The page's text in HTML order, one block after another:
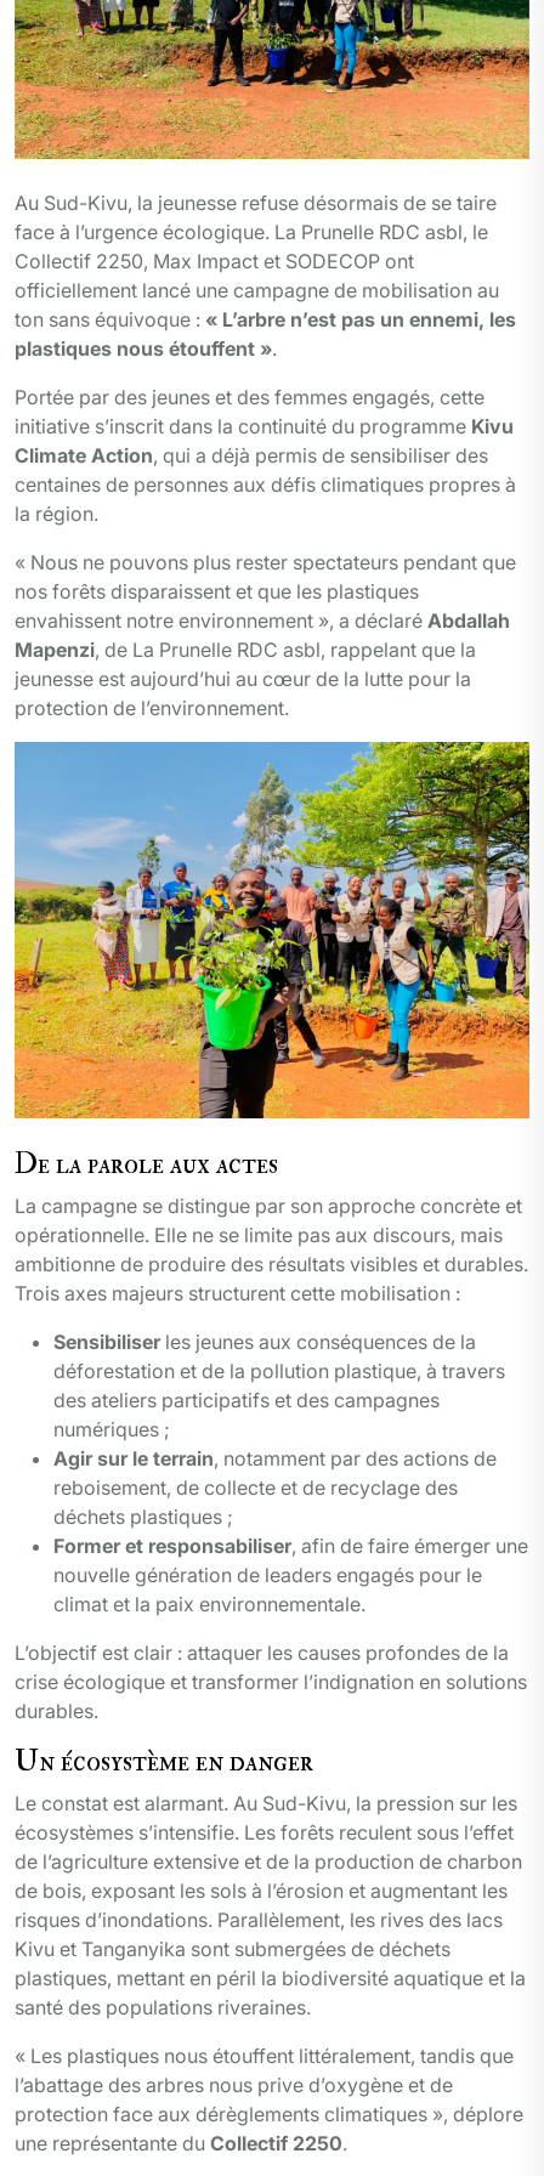
Au Sud-Kivu, la jeunesse refuse désormais de se taire
face à l’urgence écologique. La Prunelle RDC asbl, le
Collectif 2250, Max Impact et SODECOP ont
officiellement lancé une campagne de mobilisation au
ton sans équivoque : « L’arbre n’est pas un ennemi, les
plastiques nous étouffent ».
Portée par des jeunes et des femmes engagés, cette
initiative s’inscrit dans la continuité du programme Kivu
Climate Action, qui a déjà permis de sensibiliser des
centaines de personnes aux défis climatiques propres à
la région.
« Nous ne pouvons plus rester spectateurs pendant que
nos forêts disparaissent et que les plastiques
envahissent notre environnement », a déclaré Abdallah
Mapenzi, de La Prunelle RDC asbl, rappelant que la
jeunesse est aujourd’hui au cœur de la lutte pour la
protection de l’environnement.
De la parole aux actes
La campagne se distingue par son approche concrète et
opérationnelle. Elle ne se limite pas aux discours, mais
ambitionne de produire des résultats visibles et durables.
Trois axes majeurs structurent cette mobilisation :
Sensibiliserles jeunes aux conséquences de la
déforestation et de la pollution plastique, à travers
des ateliers participatifs et des campagnes
numériques ;
Agir sur le terrain, notamment par des actions de
reboisement, de collecte et de recyclage des
déchets plastiques ;
Former et responsabiliser, afin de faire émerger une
nouvelle génération de leaders engagés pour le
climat et la paix environnementale.
L’objectif est clair : attaquer les causes profondes de la
crise écologique et transformer l’indignation en solutions
durables.
Un écosystème en danger
Le constat est alarmant. Au Sud-Kivu, la pression sur les
écosystèmes s’intensifie. Les forêts reculent sous l’effet
de l’agriculture extensive et de la production de charbon
de bois, exposant les sols à l’érosion et augmentant les
risques d’inondations. Parallèlement, les rives des lacs
Kivu et Tanganyika sont submergées de déchets
plastiques, mettant en péril la biodiversité aquatique et la
santé des populations riveraines.
« Les plastiques nous étouffent littéralement, tandis que
l’abattage des arbres nous prive d’oxygène et de
protection face aux dérèglements climatiques », déplore
une représentante du Collectif 2250.